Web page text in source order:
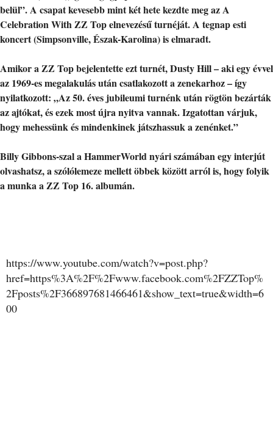
belül”. A csapat kevesebb mint két hete kezdte meg az A
Celebration With ZZ Top elnevezésű turnéját. A tegnap esti
koncert (Simpsonville, Észak-Karolina) is elmaradt.
Amikor a ZZ Top bejelentette ezt turnét, Dusty Hill – aki egy évvel
az 1969-es megalakulás után csatlakozott a zenekarhoz – így
nyilatkozott: „Az 50. éves jubileumi turnénk után rögtön bezárták
az ajtókat, és ezek most újra nyitva vannak. Izgatottan várjuk,
hogy mehessünk és mindenkinek játszhassuk a zenénket.”
Billy Gibbons-szal a HammerWorld nyári számában egy interjút
olvashatsz, a szólólemeze mellett öbbek között arról is, hogy folyik
a munka a ZZ Top 16. albumán.
https://www.youtube.com/watch?v=post.php?
href=https%3A%2F%2Fwww.facebook.com%2FZZTop%
2Fposts%2F366897681466461&show_text=true&width=6
00